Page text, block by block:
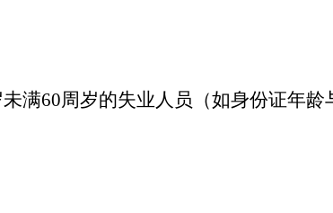
满60周岁的失业人员（如身份证年